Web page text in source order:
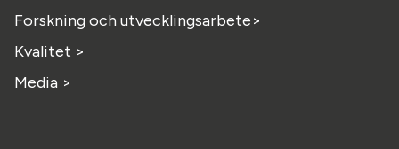
Forskning och utvecklingsarbete>
Kvalitet >
Media >